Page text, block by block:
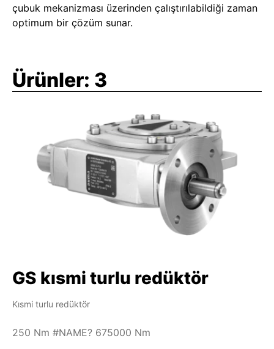
çubuk mekanizması üzerinden çalıştırılabildiği zaman
optimum bir çözüm sunar.
Ürünler: 3
GS kısmi turlu redüktör
Kısmi turlu redüktör
250 Nm #NAME? 675000 Nm